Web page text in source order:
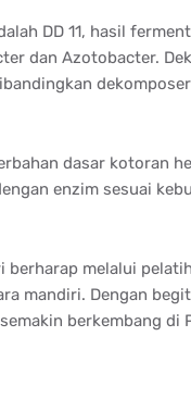
DD 11, hasil
dan Azotobacter.
dekomposer
dasar kotoran
enzim sesuai
berharap melalui
mandiri. Dengan
semakin berkembang di